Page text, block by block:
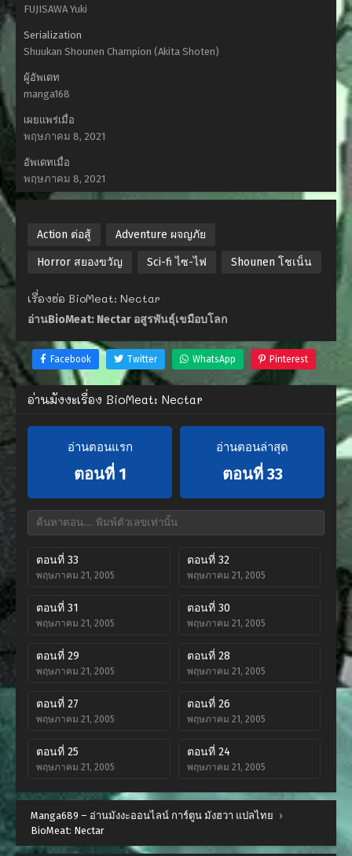
FUJISAWA Yuki
Serialization
Shuukan Shounen Champion (Akita Shoten)
ผู้อัพเดท
manga168
เผยแพร่เมื่อ
พฤษภาคม 8, 2021
อัพเดทเมื่อ
พฤษภาคม 8, 2021
Action ต่อสู้ Adventure ผจญภัย
Horror สยองขวัญ Sci-fi ไซ-ไฟ Shounen โชเน็น
เรื่องย่อ BioMeat: Nectar
อ่านBioMeat: Nectar อสูรพันธุ์เขมือบโลก
Facebook Twitter WhatsApp Pinterest
อ่านมังงะเรื่อง BioMeat: Nectar
อ่านตอนแรก
ตอนที่ 1
อ่านตอนล่าสุด
ตอนที่ 33
ตอนที่ 33
พฤษภาคม 21, 2005
ตอนที่ 32
พฤษภาคม 21, 2005
ตอนที่ 31
พฤษภาคม 21, 2005
ตอนที่ 30
พฤษภาคม 21, 2005
ตอนที่ 29
พฤษภาคม 21, 2005
ตอนที่ 28
พฤษภาคม 21, 2005
ตอนที่ 27
พฤษภาคม 21, 2005
ตอนที่ 26
พฤษภาคม 21, 2005
ตอนที่ 25
พฤษภาคม 21, 2005
ตอนที่ 24
พฤษภาคม 21, 2005
ตอนที่ 23
พฤษภาคม 21, 2005
ตอนที่ 22
พฤษภาคม 21, 2005
ตอนที่ 21 ตอนที่ 20
Manga689 – อ่านมังงะออนไลน์ การ์ตูน มังฮวา แปลไทย ›
BioMeat: Nectar